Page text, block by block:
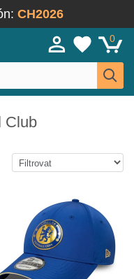
CH2026
0
Club